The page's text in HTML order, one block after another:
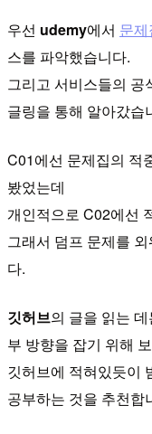
우선 udemy에서 문제
스를 파악했습니다.
그리고 서비스들의 공
글링을 통해 알아갔습
C01에선 문제집의 적
봤었는데
개인적으로 C02에선
그래서 덤프 문제를
다.
깃허브의 글을 읽는
부 방향을 잡기 위해
깃허브에 적혀있듯이
공부하는 것을 추천합